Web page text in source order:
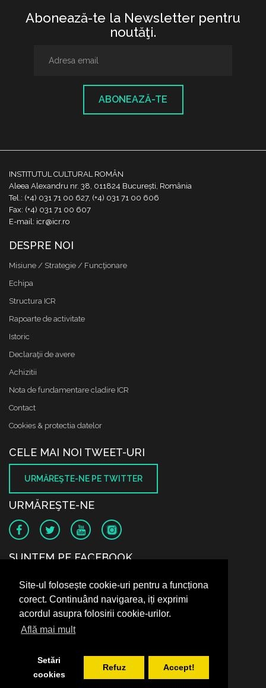
Site-ul folosește cookie-uri pentru a funcționa
corect. Continuând navigarea, iți exprimi
acordul asupra folosirii cookie-urilor.
Află mai mult
Setări
cookies
Refuz Accept!
Abonează-te la Newsletter pentru
noutăţi.
ABONEAZĂ-TE
INSTITUTUL CULTURAL ROMÂN
Aleea Alexandru nr. 38, 011824 București, România
Tel.: (+4) 031 71 00 627, (+4) 031 71 00 606
Fax: (+4) 031 71 00 607
E-mail: icr@icr.ro
DESPRE NOI
Misiune / Strategie / Funcţionare
Echipa
Structura ICR
Rapoarte de activitate
Istoric
Declaraţii de avere
Achizitii
Nota de fundamentare cladire ICR
Contact
Cookies & protectia datelor
CELE MAI NOI TWEET-URI
URMĂREŞTE-NE PE TWITTER
URMĂREŞTE-NE
SUNTEM PE FACEBOOK